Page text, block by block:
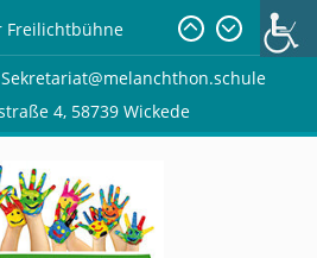
Freilichtbühne
Sekretariat@melanchthon.schule
4, 58739 Wickede